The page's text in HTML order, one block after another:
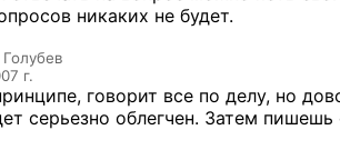
никаких не будет.
г.
говорит все по делу, но
серьезно облегчен. Затем